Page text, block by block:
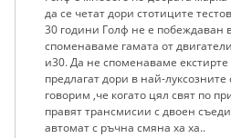
да се четат дори стотиците
30 години Голф не е побеждаван
споменаваме гамата от
и30. Да не споменаваме
предлагат дори в най-
говорим ,че когато цял свят по
правят трансмисии с двоен
автомат с ръчна смяна ха ха..